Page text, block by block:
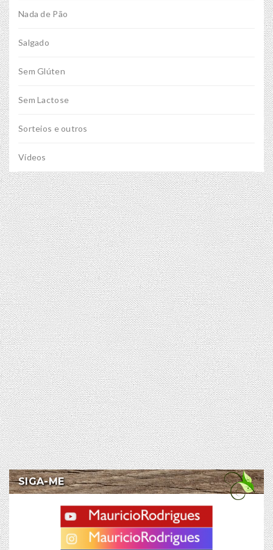
Nada de Pão
Salgado
Sem Glúten
Sem Lactose
Sorteios e outros
Vídeos
SIGA-ME